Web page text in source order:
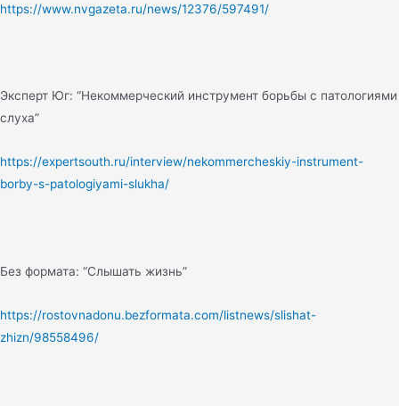
https://www.nvgazeta.ru/news/12376/597491/
Эксперт Юг: “Некоммерческий инструмент борьбы с патологиями
слуха”
https://expertsouth.ru/interview/nekommercheskiy-instrument-
borby-s-patologiyami-slukha/
Без формата: “Слышать жизнь”
https://rostovnadonu.bezformata.com/listnews/slishat-
zhizn/98558496/